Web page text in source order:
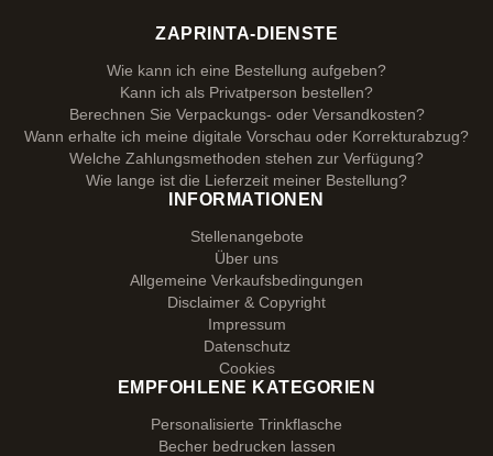
ZAPRINTA-DIENSTE
Wie kann ich eine Bestellung aufgeben?
Kann ich als Privatperson bestellen?
Berechnen Sie Verpackungs- oder Versandkosten?
Wann erhalte ich meine digitale Vorschau oder Korrekturabzug?
Welche Zahlungsmethoden stehen zur Verfügung?
Wie lange ist die Lieferzeit meiner Bestellung?
INFORMATIONEN
Stellenangebote
Über uns
Allgemeine Verkaufsbedingungen
Disclaimer & Copyright
Impressum
Datenschutz
Cookies
EMPFOHLENE KATEGORIEN
Personalisierte Trinkflasche
Becher bedrucken lassen